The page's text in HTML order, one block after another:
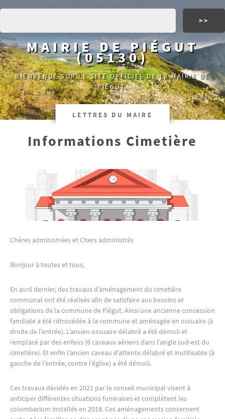
MAIRIE DE PIÉGUT
(05130)
BIENVENUE SUR LE SITE OFFICIEL DE LA MAIRIE DE
PIÉGUT.
LETTRES DU MAIRE
Informations Cimetière
Chères administrées et Chers administrés
Bonjour à toutes et tous,
En avril dernier, des travaux d’aménagement du cimetière
communal ont été réalisés afin de satisfaire aux besoins et
obligations de la commune de Piégut. Ainsi une ancienne concession
familiale a été rétrocédée à la commune et aménagée en ossuaire (à
droite de l’entrée). L’ancien ossuaire délabré a été démoli et
remplacé par des enfeus (6 caveaux aériens dans l’angle sud-est du
cimetière). Et enfin l’ancien caveau d’attente délabré et inutilisable (à
gauche de l’entrée, contre l’église) a été démoli.
Ces travaux décidés en 2021 par le conseil municipal visent à
anticiper différentes situations funéraires et complètent les
colombarium installés en 2018. Ces aménagements concernent